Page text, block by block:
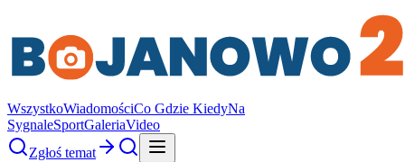
WszystkoWiadomościCo Gdzie KiedyNa
SygnaleSportGaleriaVideo
Zgłoś temat